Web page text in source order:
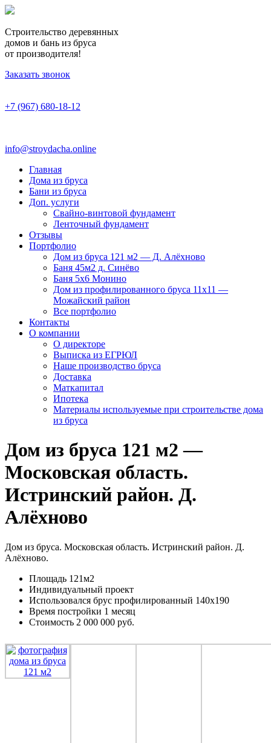
Строительство деревянных
домов и бань из бруса
от производителя!
Заказать звонок
+7 (967) 680-18-12
info@stroydacha.online
Главная
Дома из бруса
Бани из бруса
Доп. услуги
Свайно-винтовой фундамент
Ленточный фундамент
Отзывы
Портфолио
Дом из бруса 121 м2 — Д. Алёхново
Баня 45м2 д. Синёво
Баня 5х6 Монино
Дом из профилированного бруса 11х11 —
Можайский район
Все портфолио
Контакты
О компании
О директоре
Выписка из ЕГРЮЛ
Наше производство бруса
Доставка
Маткапитал
Ипотека
Материалы используемые при строительстве дома
из бруса
Дом из бруса 121 м2 —
Московская область.
Истринский район. Д.
Алёхново
Дом из бруса. Московская область. Истринский район. Д.
Алёхново.
Площадь 121м2
Индивидуальный проект
Использовался брус профилированный 140х190
Время постройки 1 месяц
Стоимость 2 000 000 руб.